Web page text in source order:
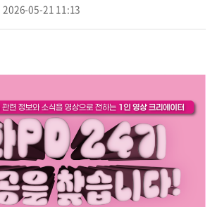
2026-05-21 11:13